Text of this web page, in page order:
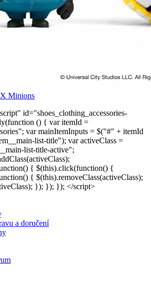
Minions
id="shoes_clothing_accessories-
() { var itemId =
var mainItemInputs = $("#" + itemId
list-title"); var activeClass =
list-title-active";
{ $(this).click(function() {
{ $(this).removeClass(activeClass);
}); }); }); </script>
a doručení